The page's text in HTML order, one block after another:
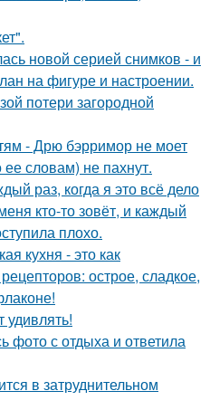
новой серией снимков - и
на фигуре и настроении.
потери загородной
- Дрю бэрримор не моет
словам) не пахнут.
раз, когда я это всё дело
кто-то зовёт, и каждый
плохо.
кухня - это как
острое, сладкое,
удивлять!
фото с отдыха и ответила
в затруднительном